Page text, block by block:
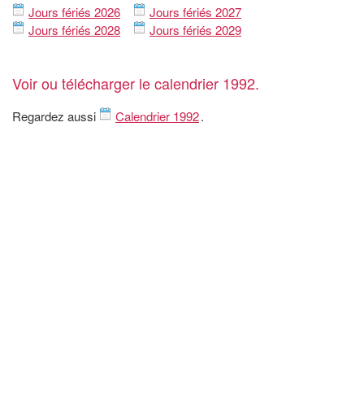
Jours fériés 2026
Jours fériés 2027
Jours fériés 2028
Jours fériés 2029
Voir ou télécharger le calendrier 1992.
Regardez aussi Calendrier 1992.